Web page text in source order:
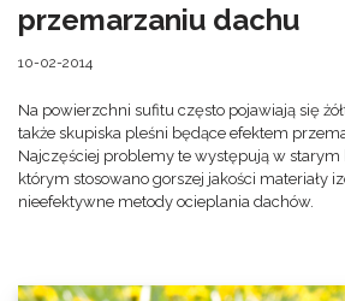
przemarzaniu dachu
10-02-2014
Na powierzchni sufitu często pojawiają się
także skupiska pleśni będące efektem
Najczęściej problemy te występują w
którym stosowano gorszej jakości materiały
nieefektywne metody ocieplania dachów.